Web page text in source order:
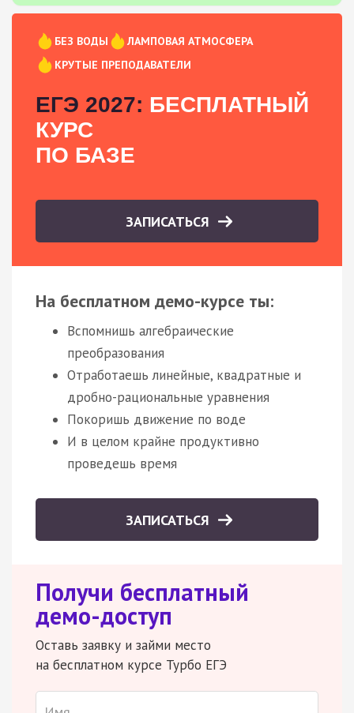
БЕЗ ВОДЫ
ЛАМПОВАЯ АТМОСФЕРА
КРУТЫЕ ПРЕПОДАВАТЕЛИ
ЕГЭ 2027: БЕСПЛАТНЫЙ
КУРС
ПО БАЗЕ
ЗАПИСАТЬСЯ
На бесплатном демо-курсе ты:
Вспомнишь алгебраические
преобразования
Отработаешь линейные, квадратные и
дробно-рациональные уравнения
Покоришь движение по воде
И в целом крайне продуктивно
проведешь время
ЗАПИСАТЬСЯ
Получи бесплатный
демо-доступ
Оставь заявку и займи место
на бесплатном курсе Турбо ЕГЭ